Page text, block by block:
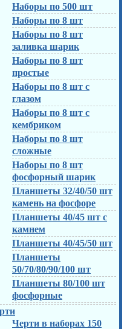
Наборы по 500 шт
Наборы по 8 шт
Наборы по 8 шт
заливка шарик
Наборы по 8 шт
простые
Наборы по 8 шт с
глазом
Наборы по 8 шт с
кембриком
Наборы по 8 шт
сложные
Наборы по 8 шт
фосфорный шарик
Планшеты 32/40/50 шт
камень на фосфоре
Планшеты 40/45 шт с
камнем
Планшеты 40/45/50 шт
Планшеты
50/70/80/90/100 шт
Планшеты 80/100 шт
фосфорные
Черти в наборах 150